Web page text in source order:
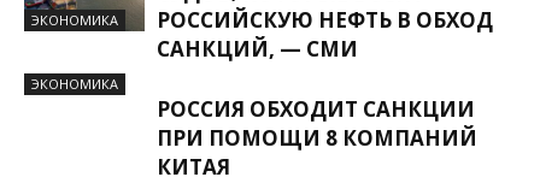
ЭКОНОМИКА
РОССИЙСКУЮ НЕФТЬ В ОБХОД
САНКЦИЙ, — СМИ
ЭКОНОМИКА
РОССИЯ ОБХОДИТ САНКЦИИ
ПРИ ПОМОЩИ 8 КОМПАНИЙ
КИТАЯ